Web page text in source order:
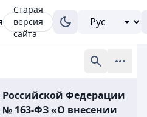
Старая
версия
сайта
Федерации
№ 163-ФЗ «О внесении